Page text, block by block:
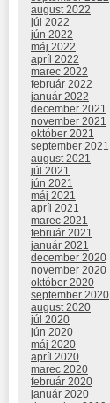
august 2022
júl 2022
jún 2022
máj 2022
apríl 2022
marec 2022
február 2022
január 2022
december 2021
november 2021
október 2021
september 2021
august 2021
júl 2021
jún 2021
máj 2021
apríl 2021
marec 2021
február 2021
január 2021
december 2020
november 2020
október 2020
september 2020
august 2020
júl 2020
jún 2020
máj 2020
apríl 2020
marec 2020
február 2020
január 2020